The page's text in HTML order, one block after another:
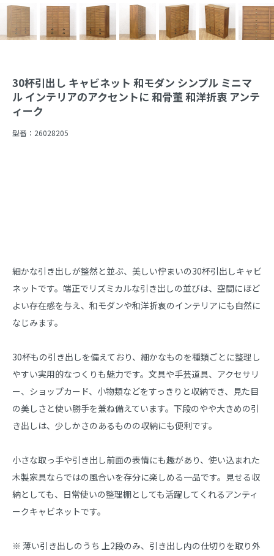
30杯引出し キャビネット 和モダン シンプル ミニマ
ル インテリアのアクセントに 和骨董 和洋折衷 アンテ
ィーク
型番： 26028205
商品説明
細かな引き出しが整然と並ぶ、美しい佇まいの30杯引出しキャビ
ネットです。端正でリズミカルな引き出しの並びは、空間にほど
よい存在感を与え、和モダンや和洋折衷のインテリアにも自然に
なじみます。
30杯もの引き出しを備えており、細かなものを種類ごとに整理し
やすい実用的なつくりも魅力です。文具や手芸道具、アクセサリ
ー、ショップカード、小物類などをすっきりと収納でき、見た目
の美しさと使い勝手を兼ね備えています。下段のやや大きめの引
き出しは、少しかさのあるものの収納にも便利です。
小さな取っ手や引き出し前面の表情にも趣があり、使い込まれた
木製家具ならではの風合いを存分に楽しめる一品です。見せる収
納としても、日常使いの整理棚としても活躍してくれるアンティ
ークキャビネットです。
※ 薄い引き出しのうち 上2段のみ、引き出し内の仕切りを取り外